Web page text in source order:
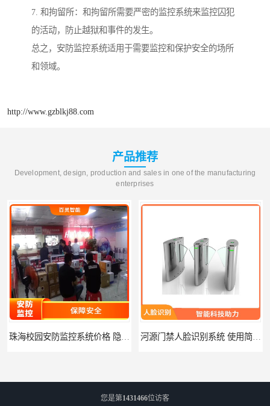
7. 和拘留所：和拘留所需要严密的监控系统来监控囚犯
的活动，防止越狱和事件的发生。
总之，安防监控系统适用于需要监控和保护安全的场所
和领域。
http://www.gzblkj88.com
产品推荐
Development, design, production and sales in one of the manufacturing
enterprises
您是第1431466位访客